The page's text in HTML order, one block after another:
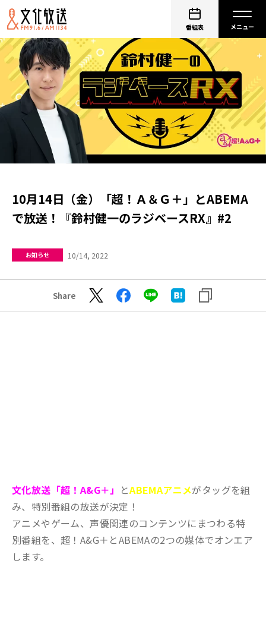
番組表
10月14日（金）「超！Ａ＆Ｇ＋」とABEMA
で放送！『鈴村健一のラジベースRX』#2
お知らせ 10/14, 2022
Share
文化放送「超！A&G＋」 とABEMAアニメがタッグを組
み、特別番組の放送が決定！
アニメやゲーム、声優関連のコンテンツにまつわる特
別番組を、超！A&G＋とABEMAの2つの媒体でオンエア
します。